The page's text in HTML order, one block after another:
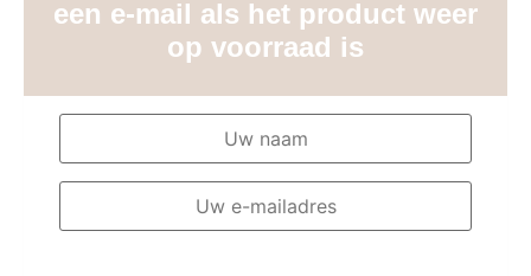
een e-mail als het product weer
op voorraad is